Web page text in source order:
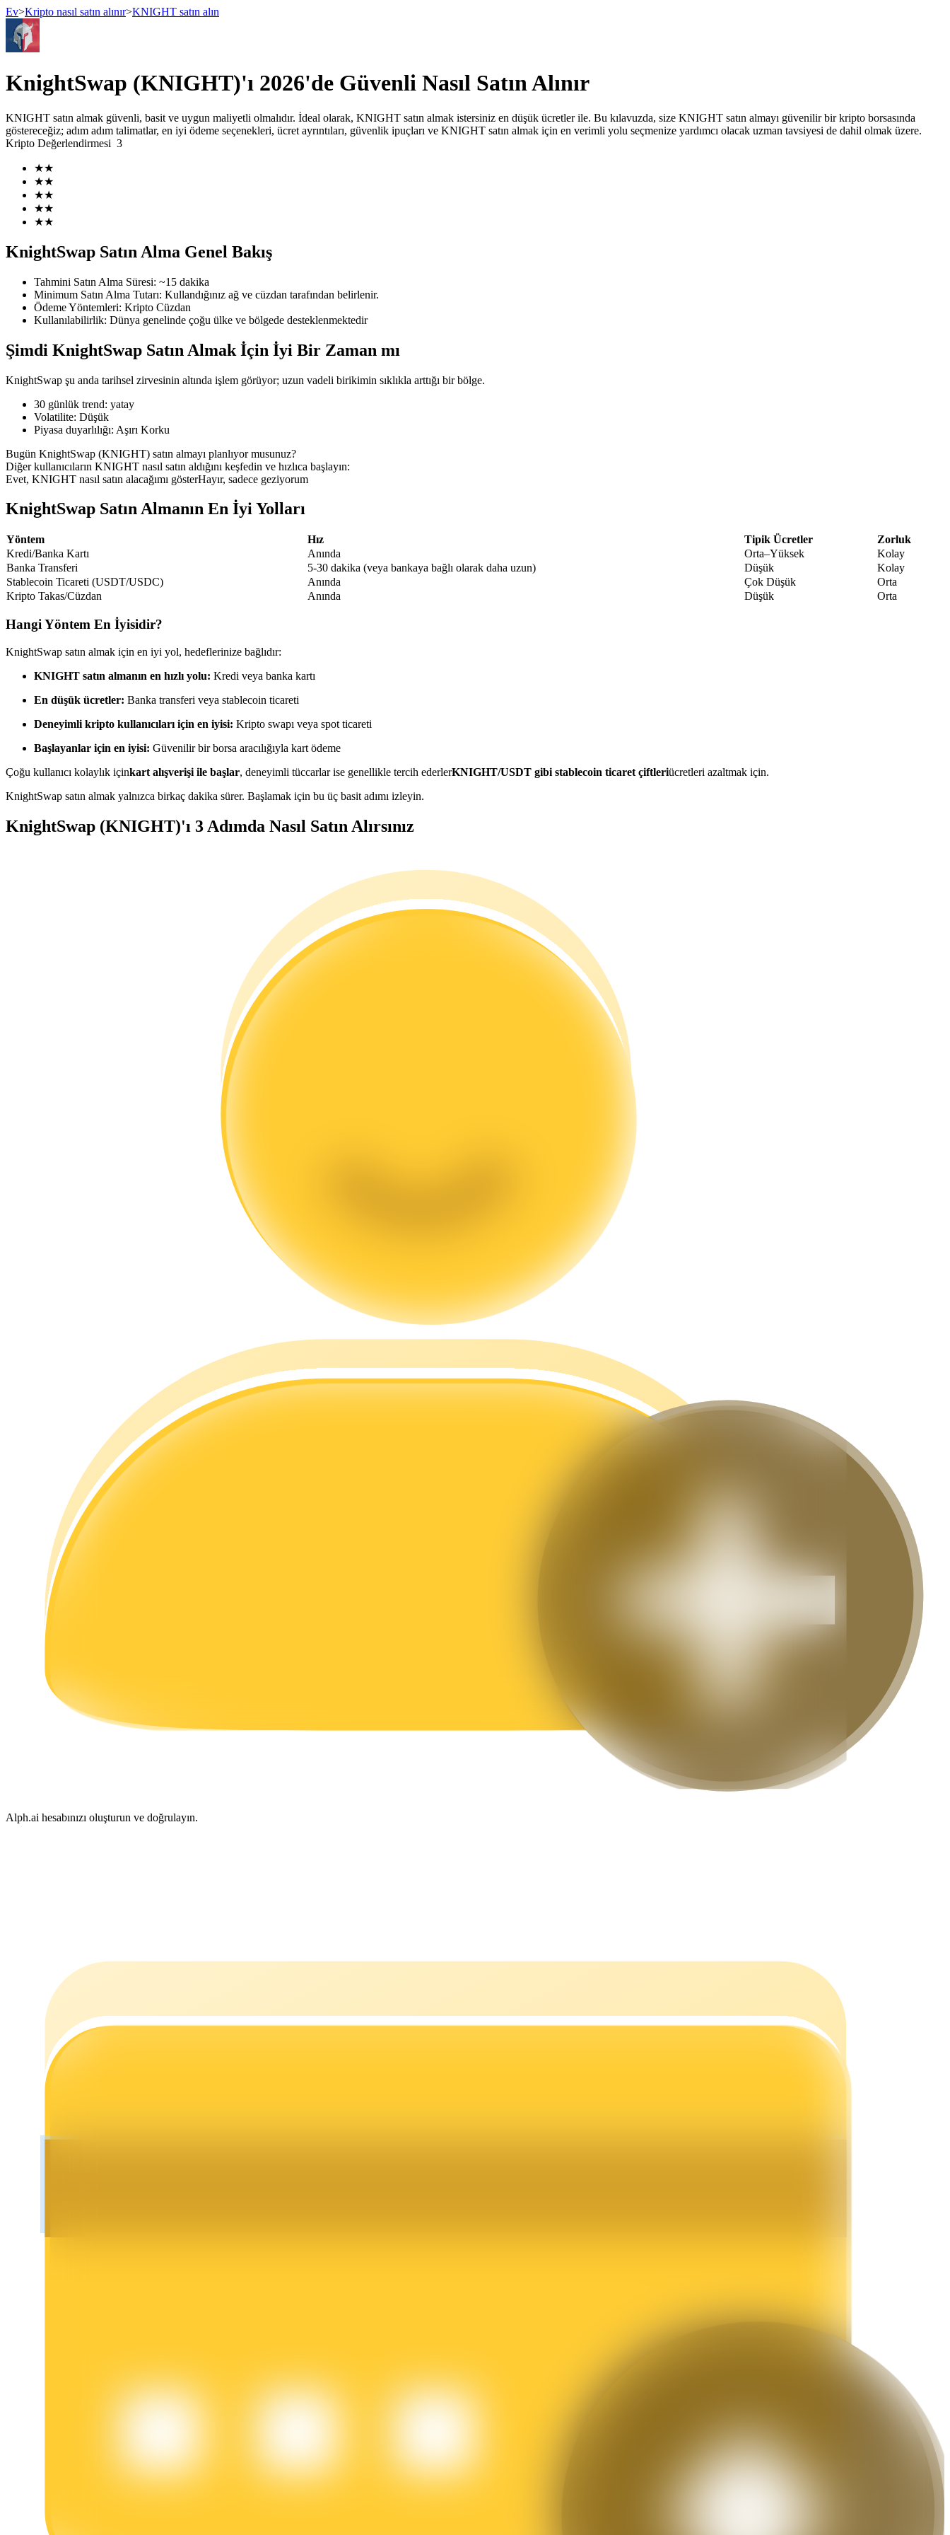
USDT Vadeli İşlemleri
COIN-M Vadeli İşlemleri
Kripto Para Vadeli İşlemleri
TradFi
Hisse senetleri, döviz, değerli metaller ve emtia türevleri
USDC Vadeli İşlemleri
USDC'yi teminat olarak kullanan vadeli işlemler
Kopya Ticaret
En iyi traderlarla güçlerinizi birleştirin
Kâr paylaşımı ve kopya ticaret komisyonlarının tadını çıkarın
Ticaret bilgileri vb. dahil olmak üzere büyük veri analizi.
Ticaret stratejileri
Nasıl kârlı kalabileceğinizi öğrenin
Ev>Kripto nasıl satın alınır>KNIGHT satın alın
KnightSwap (KNIGHT)'ı 2026'de Güvenli Nasıl Satın Alınır
KNIGHT satın almak güvenli, basit ve uygun maliyetli olmalıdır. İdeal olarak, KNIGHT satın almak istersiniz en düşük ücretler ile. Bu kılavuzda, size KNIGHT satın almayı güvenilir bir kripto borsasında
göstereceğiz; adım adım talimatlar, en iyi ödeme seçenekleri, ücret ayrıntıları, güvenlik ipuçları ve KNIGHT satın almak için en verimli yolu seçmenize yardımcı olacak uzman tavsiyesi de dahil olmak üzere.
Kripto Değerlendirmesi 3
★★
★★
★★
★★
★★
KnightSwap Satın Alma Genel Bakış
Tahmini Satın Alma Süresi: ~15 dakika
Minimum Satın Alma Tutarı: Kullandığınız ağ ve cüzdan tarafından belirlenir.
Ödeme Yöntemleri: Kripto Cüzdan
Kullanılabilirlik: Dünya genelinde çoğu ülke ve bölgede desteklenmektedir
Şimdi KnightSwap Satın Almak İçin İyi Bir Zaman mı
KnightSwap şu anda tarihsel zirvesinin altında işlem görüyor; uzun vadeli birikimin sıklıkla arttığı bir bölge.
30 günlük trend: yatay
Volatilite: Düşük
Piyasa duyarlılığı: Aşırı Korku
Bugün KnightSwap (KNIGHT) satın almayı planlıyor musunuz?
Diğer kullanıcıların KNIGHT nasıl satın aldığını keşfedin ve hızlıca başlayın:
Evet, KNIGHT nasıl satın alacağımı gösterHayır, sadece geziyorum
KnightSwap Satın Almanın En İyi Yolları
Yöntem Hız Tipik Ücretler
Zorluk
Kredi/Banka Kartı
Anında Orta–Yüksek
Kolay
Banka Transferi
5-30 dakika (veya bankaya bağlı olarak daha uzun) Düşük
Kolay
Stablecoin Ticareti (USDT/USDC)
Anında Çok Düşük
Orta
Kripto Takas/Cüzdan
Anında Düşük Orta
Hangi Yöntem En İyisidir?
KnightSwap satın almak için en iyi yol, hedeflerinize bağlıdır:
KNIGHT satın almanın en hızlı yolu: Kredi veya banka kartı
En düşük ücretler: Banka transferi veya stablecoin ticareti
Deneyimli kripto kullanıcıları için en iyisi: Kripto swapı veya spot ticareti
Başlayanlar için en iyisi: Güvenilir bir borsa aracılığıyla kart ödeme
Çoğu kullanıcı kolaylık içinkart alışverişi ile başlar, deneyimli tüccarlar ise genellikle tercih ederlerKNIGHT/USDT gibi stablecoin ticaret çiftleriücretleri azaltmak için.
KnightSwap satın almak yalnızca birkaç dakika sürer. Başlamak için bu üç basit adımı izleyin.
KnightSwap (KNIGHT)'ı 3 Adımda Nasıl Satın Alırsınız
Alph.ai hesabınızı oluşturun ve doğrulayın.